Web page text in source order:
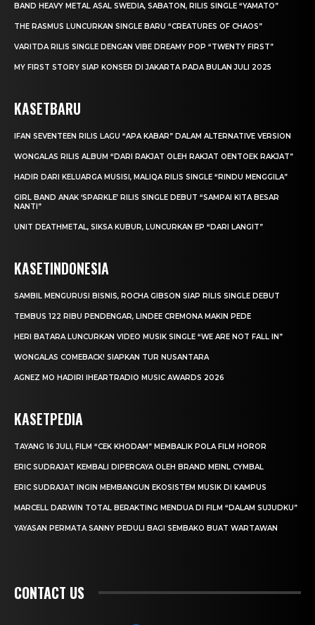
BAND HEAVY METAL ASAL SWEDIA, SABATON, RILIS SINGLE “YAMATO”
THE RASMUS LUNCURKAN SINGLE BARU “CREATURES OF CHAOS”
VARITDA RILIS SINGLE DENGAN VIBE DREAMY POP “TWENTY FIRST”
MY FIRST STORY SIAP KONSER DI JAKARTA PADA BULAN JULI 2025
KASETBARU
IFAN SEVENTEEN RILIS LAGU “APA KABAR” DALAM ALTERNATIVE VERSION
WONGALAS RILIS ALBUM “DARI RAKJAT OLEH RAKJAT OENTOEK RAKJAT”
HADIR DARI KELUARGA MUSISI, MALIQA RILIS SINGLE “RINDU MENGGILA”
GIRL BAND ANAK ‘SPARKLE’ RILIS SINGLE DEBUT “SAMPAI KITA BESAR
NANTI”
UNIT DEATHMETAL, SIKSA KUBUR, LUNCURKAN EP “DARI LANGIT”
KASETINDONESIA
SAMBIL MENGURUSI BISNIS, ROCHA GIBSON SIAP RILIS SINGLE DEBUT
TEMBUS 122 RIBU PENDENGAR, LINDEE CREMONA MAKIN PEDE
HERI BATARA LUNCURKAN VIDEO MUSIK SINGLE “WE ARE NOT FALL IN”
WONGALAS COMEBACK! SIAPKAN TUR NUSANTARA
AGNEZ MO HADIRI IHEARTRADIO MUSIC AWARDS 2026
KASETPEDIA
TAYANG 16 JULI, FILM “CEK KHODAM” MEMBALIK POLA FILM HOROR
ERIC SUDRAJAT KEMBALI DIPERCAYA OLEH BRAND MEINL CYMBAL
ERIC SUDRAJAT INGIN MEMBANGUN EKOSISTEM MUSIK DI KAMPUS
MARCELL DARWIN TOTAL BERAKTING MENDUA DI FILM “DALAM SUJUDKU”
YAYASAN PERMATA SANNY PEDULI BAGI SEMBAKO BUAT WARTAWAN
CONTACT US